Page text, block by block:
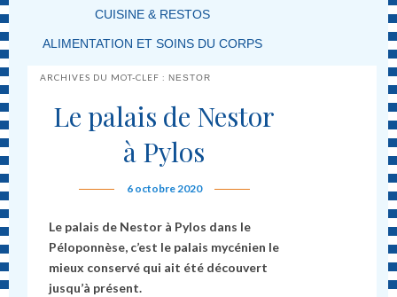
CUISINE & RESTOS
ALIMENTATION ET SOINS DU CORPS
ARCHIVES DU MOT-CLEF :NESTOR
Le palais de Nestor
à Pylos
6 octobre 2020
Le palais de Nestor à Pylos dans le
Péloponnèse, c’est le palais mycénien le
mieux conservé qui ait été découvert
jusqu’à présent.